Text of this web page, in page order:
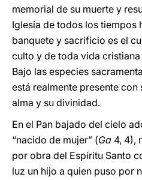
memorial de su muerte y
Iglesia de todos los tiempos
banquete y sacrificio es el
culto y de toda vida
Bajo las especies
está realmente presente con
alma y su divinidad.
En el Pan bajado del cielo
“nacido de mujer” (Ga 4, 4),
por obra del Espíritu Santo
luz un hijo a quien puso por